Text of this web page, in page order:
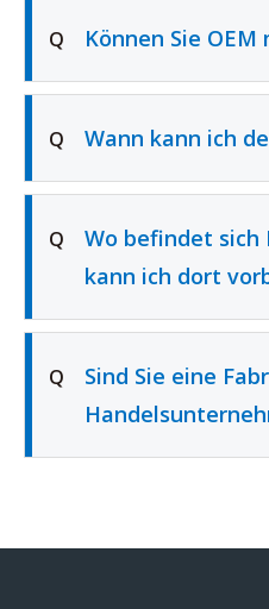
Q Können Sie OEM
Q Wann kann ich
Q
Wo befindet sich
kann ich dort
Q
Sind Sie eine